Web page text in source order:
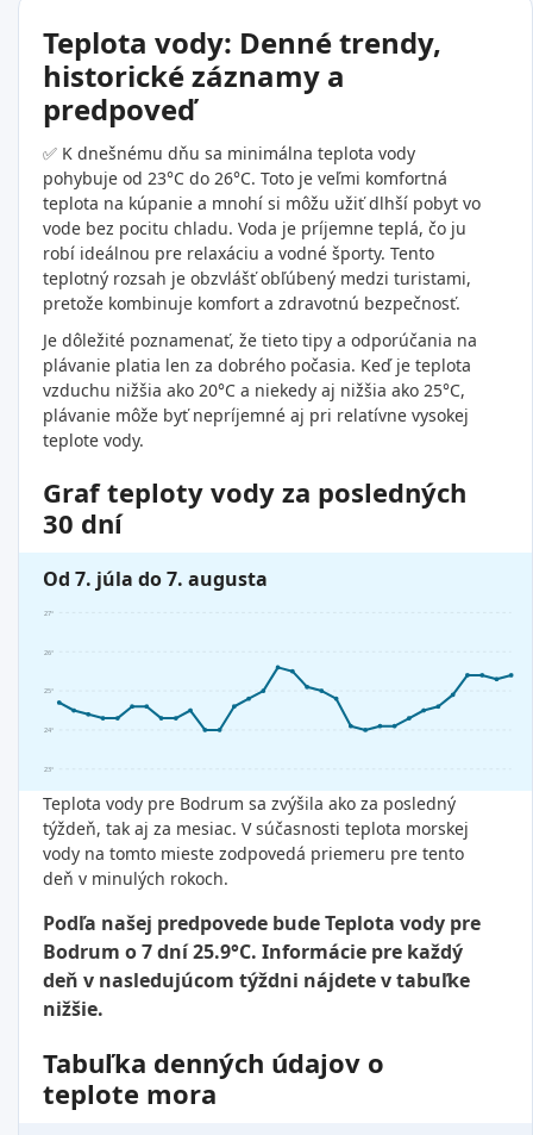
Teplota vody: Denné trendy,
historické záznamy a
predpoveď
✅ K dnešnému dňu sa minimálna teplota vody
pohybuje od 23°C do 26°C. Toto je veľmi komfortná
teplota na kúpanie a mnohí si môžu užiť dlhší pobyt vo
vode bez pocitu chladu. Voda je príjemne teplá, čo ju
robí ideálnou pre relaxáciu a vodné športy. Tento
teplotný rozsah je obzvlášť obľúbený medzi turistami,
pretože kombinuje komfort a zdravotnú bezpečnosť.
Je dôležité poznamenať, že tieto tipy a odporúčania na
plávanie platia len za dobrého počasia. Keď je teplota
vzduchu nižšia ako 20°C a niekedy aj nižšia ako 25°C,
plávanie môže byť nepríjemné aj pri relatívne vysokej
teplote vody.
Graf teploty vody za posledných
30 dní
Od 7. júla do 7. augusta
23°
24°
25°
26°
27°
Teplota vody pre Bodrum sa zvýšila ako za posledný
týždeň, tak aj za mesiac. V súčasnosti teplota morskej
vody na tomto mieste zodpovedá priemeru pre tento
deň v minulých rokoch.
Podľa našej predpovede bude Teplota vody pre
Bodrum o 7 dní 25.9°C. Informácie pre každý
deň v nasledujúcom týždni nájdete v tabuľke
nižšie.
Tabuľka denných údajov o
teplote mora